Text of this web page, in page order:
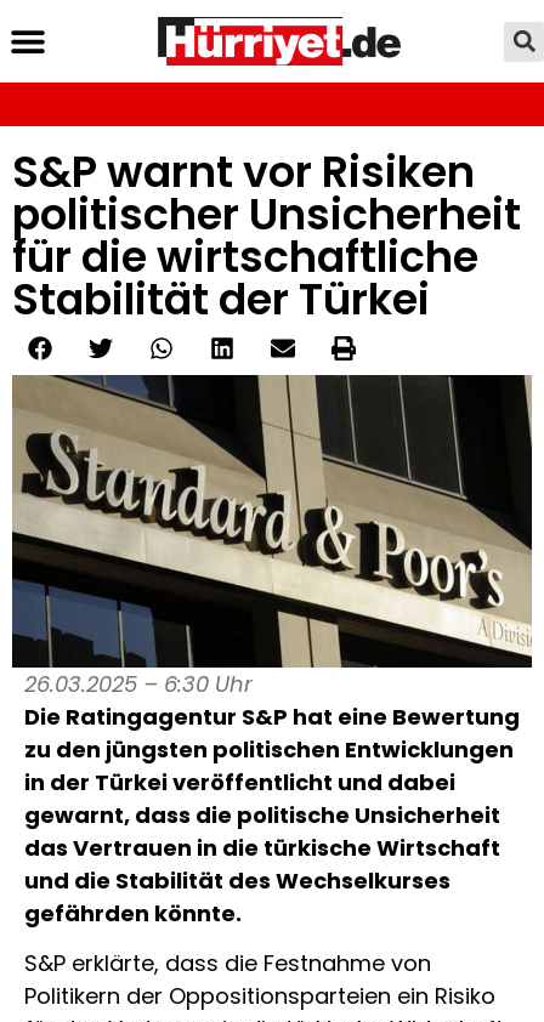
S&P warnt vor Risiken
politischer Unsicherheit
für die wirtschaftliche
Stabilität der Türkei
26.03.2025 – 6:30 Uhr
Die Ratingagentur S&P hat eine Bewertung
zu den jüngsten politischen Entwicklungen
in der Türkei veröffentlicht und dabei
gewarnt, dass die politische Unsicherheit
das Vertrauen in die türkische Wirtschaft
und die Stabilität des Wechselkurses
gefährden könnte.
S&P erklärte, dass die Festnahme von
Politikern der Oppositionsparteien ein Risiko